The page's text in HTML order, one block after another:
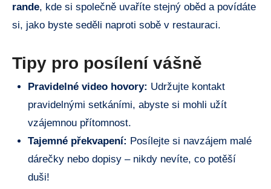
rande, kde si společně uvaříte stejný oběd a povídáte
si, jako byste seděli naproti sobě v restauraci.
Tipy pro posílení vášně
Pravidelné video hovory: Udržujte kontakt
pravidelnými setkáními, abyste si mohli užít
vzájemnou přítomnost.
Tajemné překvapení: Posílejte si navzájem malé
dárečky nebo dopisy – nikdy nevíte, co potěší
duši!